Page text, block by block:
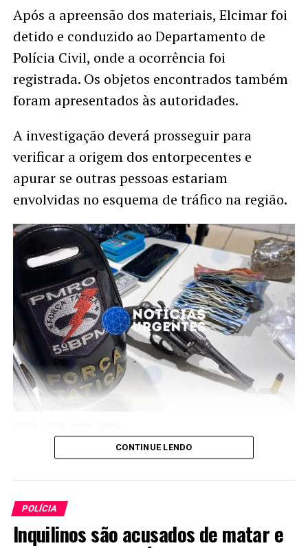
Após a apreensão dos materiais, Elcimar foi
detido e conduzido ao Departamento de
Polícia Civil, onde a ocorrência foi
registrada. Os objetos encontrados também
foram apresentados às autoridades.
A investigação deverá prosseguir para
verificar a origem dos entorpecentes e
apurar se outras pessoas estariam
envolvidas no esquema de tráfico na região.
Twitter
Facebook
WhatsApp
Share
CONTINUE LENDO
POLÍCIA
Inquilinos são acusados de matar e